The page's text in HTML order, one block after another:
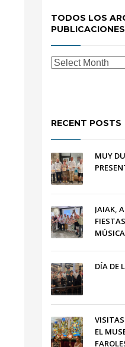
TODOS LOS
PUBLICACIONES
RECENT POSTS
MUY
JAIAK,
MÚSICA
DÍA DE
VISITAS
EL